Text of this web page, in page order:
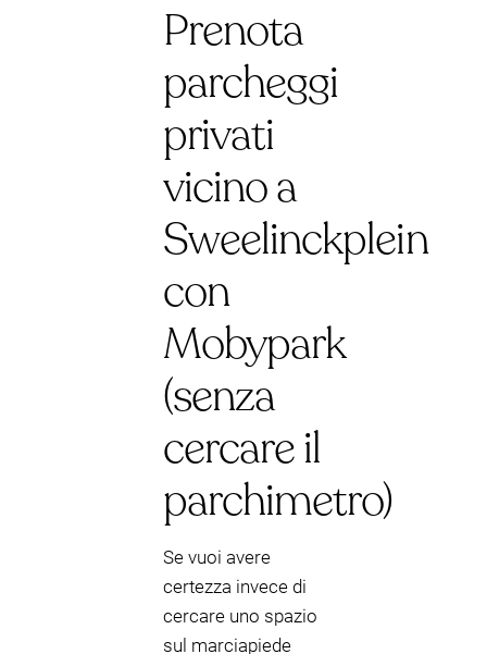
Prenota
parcheggi
privati
vicino a
Sweelinckplein
con
Mobypark
(senza
cercare il
parchimetro)
Se vuoi avere
certezza invece di
cercare uno spazio
sul marciapiede